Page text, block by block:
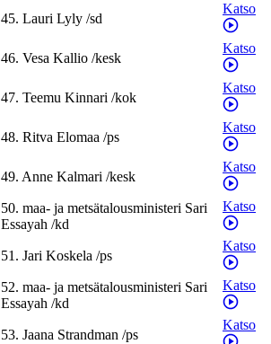
45. Lauri Lyly /sd
Katso
46. Vesa Kallio /kesk
Katso
47. Teemu Kinnari /kok
Katso
48. Ritva Elomaa /ps
Katso
49. Anne Kalmari /kesk
Katso
50. maa- ja metsätalousministeri Sari
Essayah /kd
Katso
51. Jari Koskela /ps
Katso
52. maa- ja metsätalousministeri Sari
Essayah /kd
Katso
53. Jaana Strandman /ps
Katso